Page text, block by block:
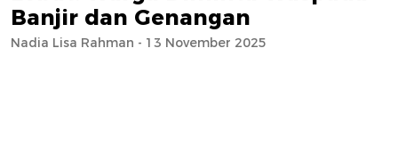
Banjir dan Genangan
Nadia Lisa Rahman - 13 November 2025